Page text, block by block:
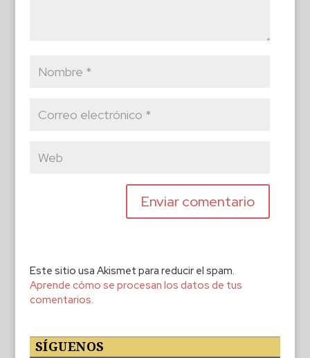
Este sitio usa Akismet para reducir el spam.
Aprende cómo se procesan los datos de tus
comentarios.
SÍGUENOS